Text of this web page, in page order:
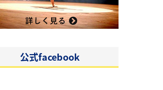
公式facebook